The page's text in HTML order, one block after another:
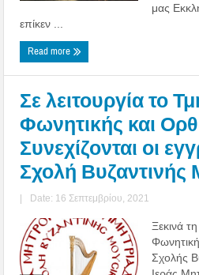
μας
επίκεν ...
Read more
Σε λειτουργία το
Φωνητικής και
Συνεχίζονται οι
Σχολή Βυζαντινής
| Date: 16 Σεπτεμβρίου, 2021
Ξεκινά
Σχολής